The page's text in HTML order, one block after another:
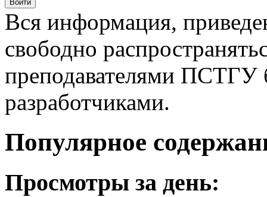
Вся информация,
свободно
преподавателями ПСТГУ
разработчиками.
Популярное
Просмотры за день: